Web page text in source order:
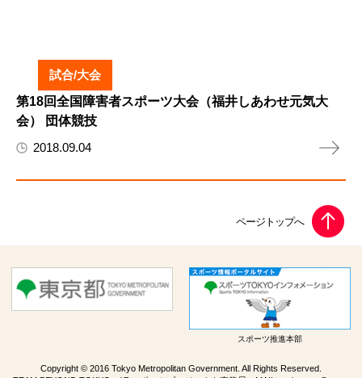
試合/大会
第18回全国障害者スポーツ大会（福井しあわせ元気大
会） 団体競技
2018.09.04
スポーツ推進本部
Copyright © 2016 Tokyo Metropolitan Government. All Rights Reserved.